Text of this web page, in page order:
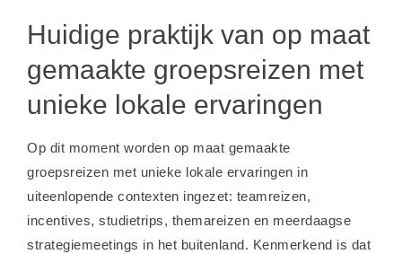
Huidige praktijk van op maat
gemaakte groepsreizen met
unieke lokale ervaringen
Op dit moment worden op maat gemaakte
groepsreizen met unieke lokale ervaringen in
uiteenlopende contexten ingezet: teamreizen,
incentives, studietrips, themareizen en meerdaagse
strategiemeetings in het buitenland. Kenmerkend is dat